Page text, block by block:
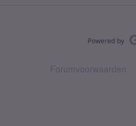
Forumvoorwaarden